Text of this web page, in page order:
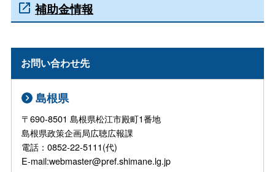
補助金情報
お問い合わせ先
島根県
〒690-8501 島根県松江市殿町1番地
島根県政策企画局広聴広報課
電話：0852-22-5111(代)
E-mail:webmaster@pref.shimane.lg.jp